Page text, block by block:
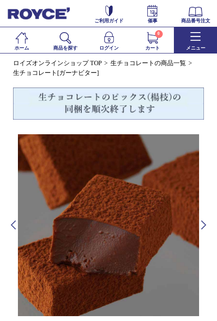
ご利用ガイド 催事 商品番号注文
ホーム 商品を探す ログイン カート
0
メニュー
ロイズオンラインショップ TOP
生チョコレートの商品一覧
生チョコレート[ガーナビター]